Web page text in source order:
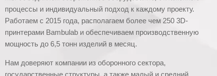
процессы и индивидуальный подход к каждому проекту.
Работаем с 2015 года, располагаем более чем 250 3D-
принтерами Bambulab и обеспечиваем производственную
мощность до 6,5 тонн изделий в месяц.
Нам доверяют компании из оборонного сектора,